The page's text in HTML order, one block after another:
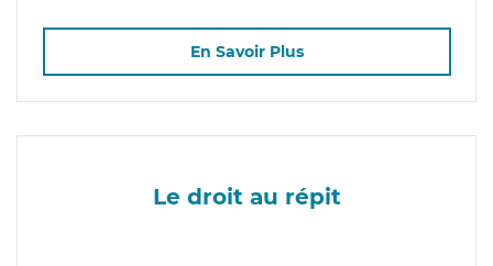
En Savoir Plus
Le droit au répit